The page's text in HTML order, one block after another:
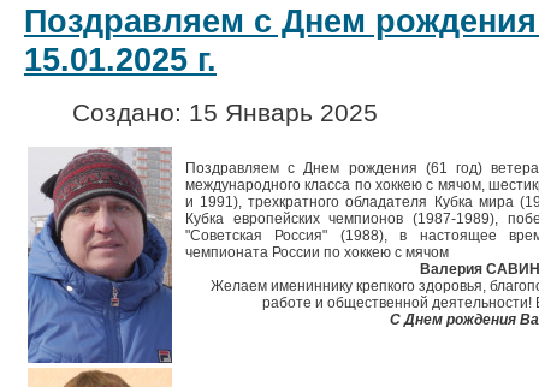
Поздравляем с Днем
15.01.2025 г.
Создано: 15 Январь 2025
Поздравляем с Днем рождения (61 год)
международного класса по хоккею с мячом,
и 1991), трехкратного обладателя Кубка мира
Кубка европейских чемпионов (1987-1989),
"Советская Россия" (1988), в настоящее
чемпионата России по хоккею с мячом
Валерия
Желаем имениннику крепкого здоровья,
работе и общественной деятельности!
С Днем рождения